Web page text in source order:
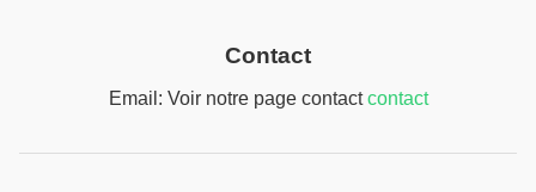
Contact
Email: Voir notre page contactcontact